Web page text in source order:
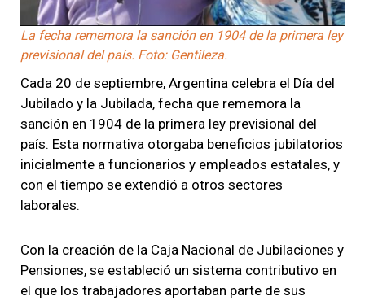
La fecha rememora la sanción en 1904 de la primera ley
previsional del país. Foto: Gentileza.
Cada 20 de septiembre, Argentina celebra el Día del
Jubilado y la Jubilada, fecha que rememora la
sanción en 1904 de la primera ley previsional del
país. Esta normativa otorgaba beneficios jubilatorios
inicialmente a funcionarios y empleados estatales, y
con el tiempo se extendió a otros sectores
laborales.
Con la creación de la Caja Nacional de Jubilaciones y
Pensiones, se estableció un sistema contributivo en
el que los trabajadores aportaban parte de sus